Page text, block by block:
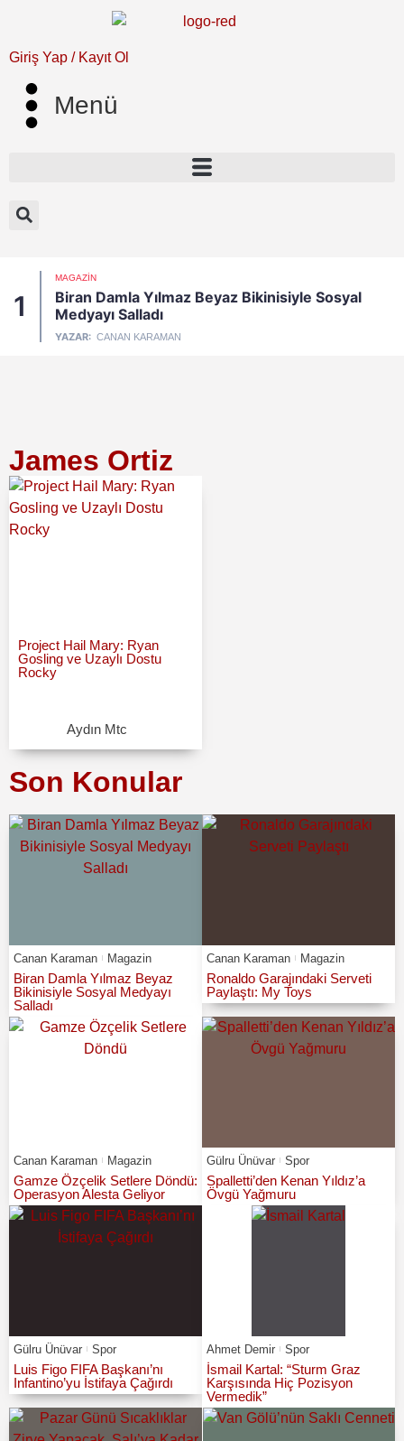
Giriş Yap / Kayıt Ol
Menü
1
MAGAZIN
Biran Damla Yılmaz Beyaz Bikinisiyle Sosyal
Medyayı Salladı
YAZAR: CANAN KARAMAN
James Ortiz
Project Hail Mary: Ryan
Gosling ve Uzaylı Dostu
Rocky
Aydın Mtc
Son Konular
Canan Karaman Magazin
Biran Damla Yılmaz Beyaz
Bikinisiyle Sosyal Medyayı
Salladı
Canan Karaman Magazin
Ronaldo Garajındaki Serveti
Paylaştı: My Toys
Canan Karaman Magazin
Gamze Özçelik Setlere Döndü:
Operasyon Alesta Geliyor
Gülru Ünüvar Spor
Spalletti’den Kenan Yıldız’a
Övgü Yağmuru
Gülru Ünüvar Spor
Luis Figo FIFA Başkanı’nı
Infantino’yu İstifaya Çağırdı
Ahmet Demir Spor
İsmail Kartal: “Sturm Graz
Karşısında Hiç Pozisyon
Vermedik”